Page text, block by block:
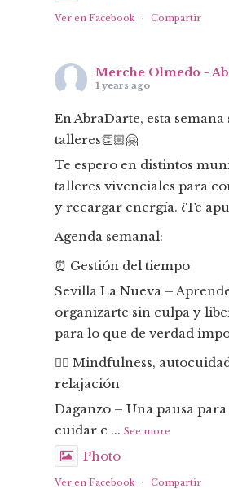
Ver en Facebook · Compartir
Merche Olmedo -
1 years ago
En AbraDarte, esta semana
talleres👏🏼🤗
Te espero en distintos
talleres vivenciales para
y recargar energía. ¿Te
Agenda semanal:
⏰ Gestión del tiempo
Sevilla La Nueva –
organizarte sin culpa y
para lo que de verdad
🧘‍♀️ Mindfulness,
relajación
Daganzo – Una pausa
cuidar c ...See more
Photo
Ver en Facebook · Compartir